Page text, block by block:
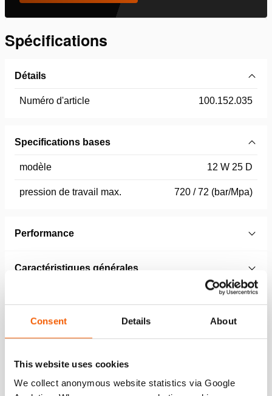
Consent Details About
This website uses cookies
We collect anonymous website statistics via Google
Spécifications
Détails
Numéro d'article 100.152.035
Specifications bases
modèle 12 W 25 D
pression de travail max. 720 / 72 (bar/Mpa)
Performance
Caractéristiques générales
Dimensions, poids et temperature
Caractéristiques
En cas de panne d’alimentation électrique, la pression